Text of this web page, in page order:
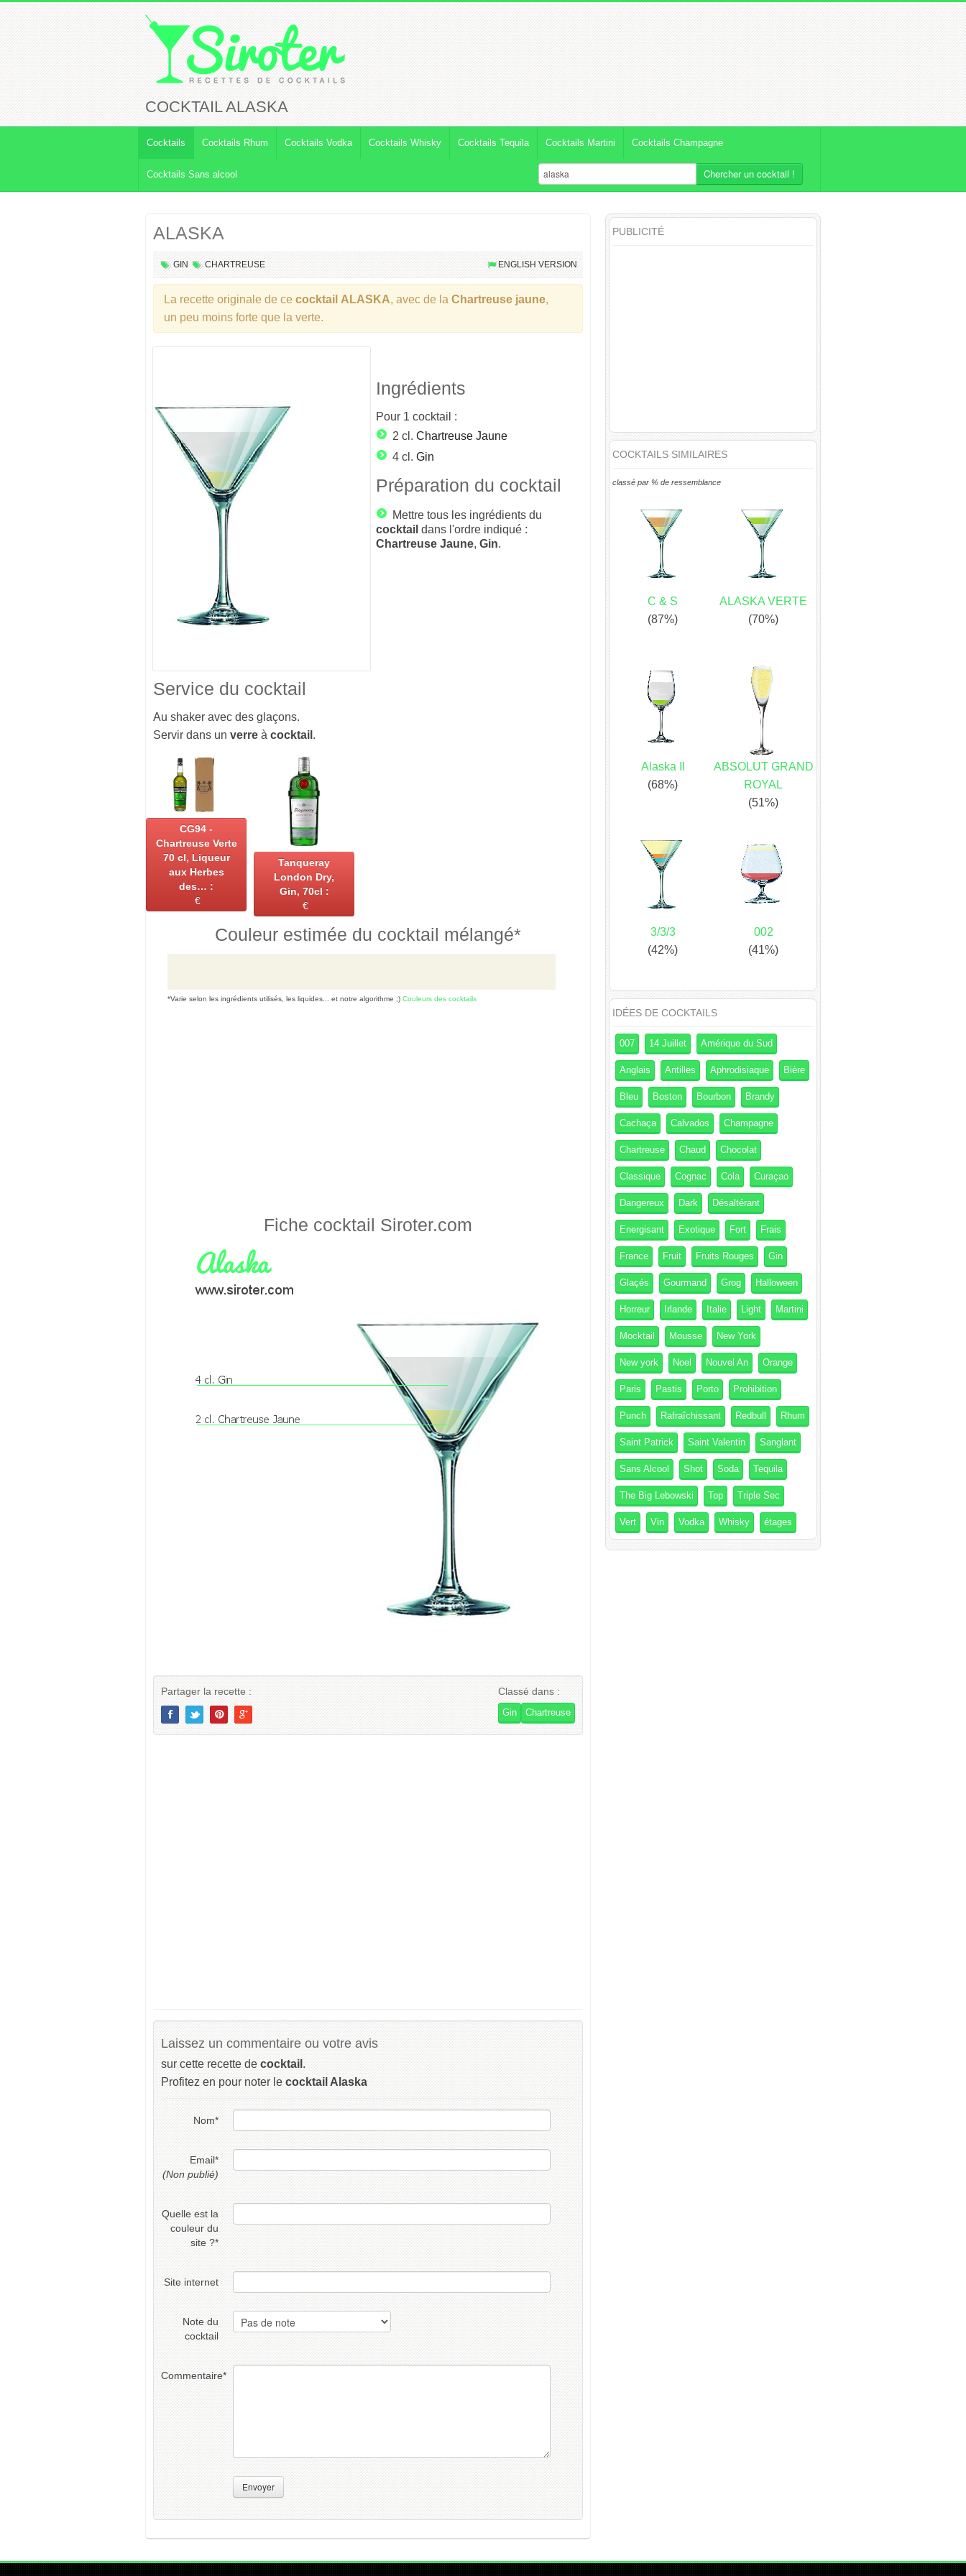
COCKTAIL ALASKA
Cocktails Cocktails Rhum Cocktails Vodka Cocktails Whisky Cocktails Tequila Cocktails Martini Cocktails Champagne
Cocktails Sans alcool Chercher un cocktail !
ALASKA
GIN CHARTREUSE ENGLISH VERSION
La recette originale de ce cocktail ALASKA, avec de la Chartreuse jaune,
un peu moins forte que la verte.
Ingrédients
Pour 1 cocktail :
2 cl. Chartreuse Jaune
4 cl. Gin
Préparation du cocktail
Mettre tous les ingrédients du
cocktail dans l'ordre indiqué :
Chartreuse Jaune, Gin.
Service du cocktail
Au shaker avec des glaçons.
Servir dans un verre à cocktail .
CG94 -
Chartreuse Verte
70 cl, Liqueur
aux Herbes
des… :
€
Tanqueray
London Dry,
Gin, 70cl :
€
Couleur estimée du cocktail mélangé*
*Varie selon les ingrédients utilisés, les liquides... et notre algorithme ;) Couleurs des cocktails
Fiche cocktail Siroter.com
Partager la recette : Classé dans :
Gin Chartreuse
Laissez un commentaire ou votre avis
sur cette recette de cocktail .
Profitez en pour noter le cocktail Alaska
Nom*
Email*
(Non publié)
Quelle est la
couleur du
site ?*
Site internet
Note du
cocktail
Commentaire*
Envoyer
PUBLICITÉ
COCKTAILS SIMILAIRES
classé par % de ressemblance
C & S
(87%)
ALASKA VERTE
(70%)
Alaska II
(68%)
ABSOLUT GRAND
ROYAL
(51%)
3/3/3
(42%)
002
(41%)
IDÉES DE COCKTAILS
007 14 Juillet Amérique du Sud
Anglais Antilles Aphrodisiaque Bière
Bleu Boston Bourbon Brandy
Cachaça Calvados Champagne
Chartreuse Chaud Chocolat
Classique Cognac Cola Curaçao
Dangereux Dark Désaltérant
Energisant Exotique Fort Frais
France Fruit Fruits Rouges Gin
Glaçés Gourmand Grog Halloween
Horreur Irlande Italie Light Martini
Mocktail Mousse New York
New york Noel Nouvel An Orange
Paris Pastis Porto Prohibition
Punch Rafraîchissant Redbull Rhum
Saint Patrick Saint Valentin Sanglant
Sans Alcool Shot Soda Tequila
The Big Lebowski Top Triple Sec
Vert Vin Vodka Whisky étages